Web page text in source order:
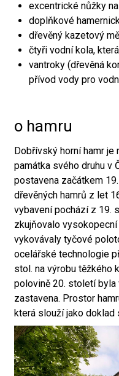
excentrické nůžky
doplňkové
dřevěný kazetový
čtyři vodní kola,
vantroky (dřevěná
přívod vody pro
o hamru
Dobřívský horní hamr je
památka svého druhu v
postavena začátkem
dřevěných hamrů z let
vybavení pochází z 19.
zkujňovalo
vykovávaly tyčové
ocelářské technologie
stol. na výrobu těžkého
polovině 20. století byla
zastavena. Prostor
která slouží jako doklad